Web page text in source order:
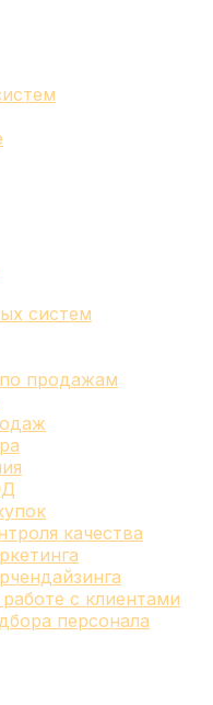
систем
продажам
качества
с клиентами
персонала